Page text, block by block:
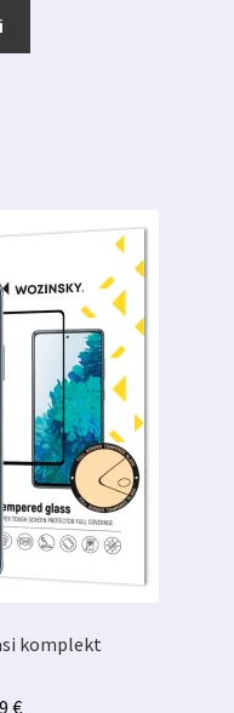
komplekt
€Hinnavahemik: